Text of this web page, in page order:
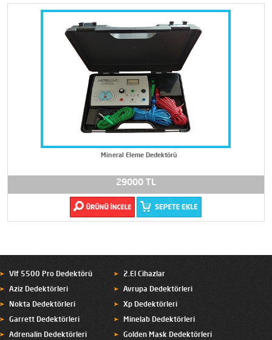
Mineral Eleme Dedektörü
29000 TL
Vlf 5500 Pro Dedektörü 2.El Cihazlar
Aziz Dedektörleri Avrupa Dedektörleri
Nokta Dedektörleri Xp Dedektörleri
Garrett Dedektörleri Minelab Dedektörleri
Adrenalin Dedektörleri Golden Mask Dedektörleri